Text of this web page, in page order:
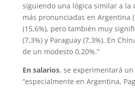
siguiendo una lógica similar a la
más pronunciadas en Argentina
(15,6%), pero también muy
(7,3%) y Paraguay (7,3%). En
de un modesto 0,20%.”
En salarios, se experimentará
“especialmente en Argentina,